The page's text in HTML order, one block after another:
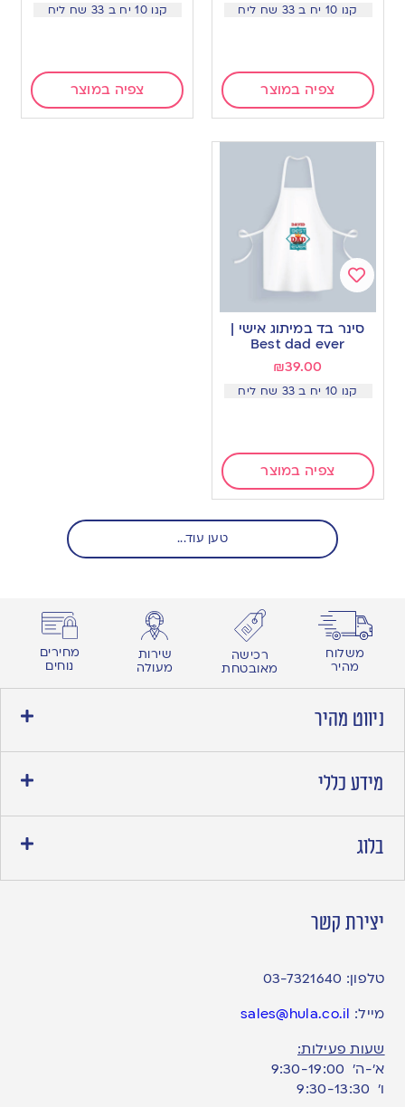
קנו 10 יח ב 33 שח ליח
צפיה במוצר
קנו 10 יח ב 33 שח ליח
צפיה במוצר
to
wishlist
סינר בד במיתוג אישי |
Best dad ever
₪39.00
קנו 10 יח ב 33 שח ליח
צפיה במוצר
טען עוד...
משלוח
מהיר
רכישה
מאובטחת
שירות
מעולה
מחירים
נוחים
ניווט מהיר
מידע כללי
בלוג
יצירת קשר
טלפון: 03-7321640
מייל: sales@hula.co.il
שעות פעילות:
א’-ה’ 9:30-19:00
ו׳ 9:30-13:30